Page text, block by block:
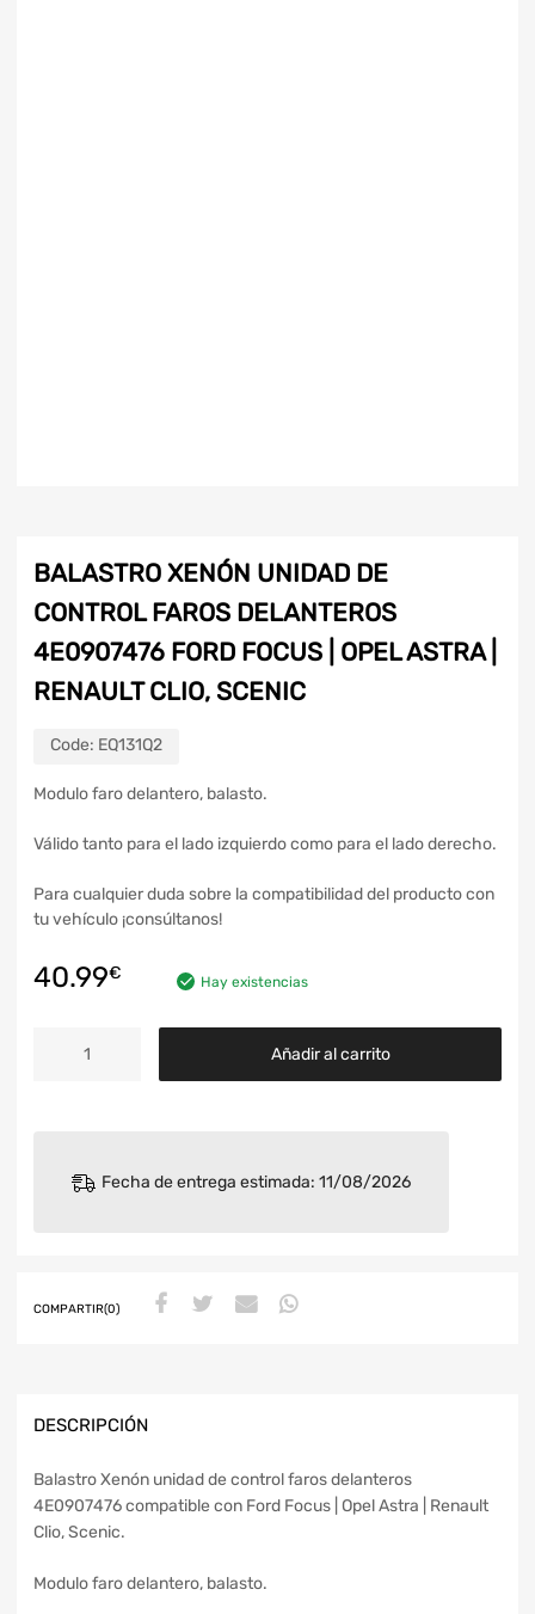
BALASTRO XENÓN UNIDAD DE
CONTROL FAROS DELANTEROS
4E0907476 FORD FOCUS | OPEL ASTRA |
RENAULT CLIO, SCENIC
Code: EQ131Q2
Modulo faro delantero, balasto.
Válido tanto para el lado izquierdo como para el lado derecho.
Para cualquier duda sobre la compatibilidad del producto con
tu vehículo ¡consúltanos!
40.99€ Hay existencias
Añadir al carrito
Fecha de entrega estimada: 11/08/2026
COMPARTIR(0)
DESCRIPCIÓN
Balastro Xenón unidad de control faros delanteros
4E0907476 compatible con Ford Focus | Opel Astra | Renault
Clio, Scenic.
Modulo faro delantero, balasto.